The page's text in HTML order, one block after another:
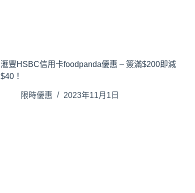
滙豐HSBC信用卡foodpanda優惠 – 簽滿$200即減
$40！
限時優惠 2023年11月1日